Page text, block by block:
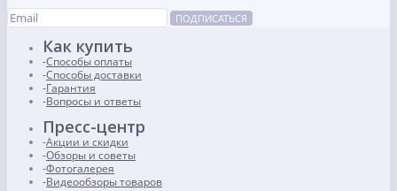
ПОДПИСАТЬСЯ
Как купить
Способы оплаты
Способы доставки
Гарантия
Вопросы и ответы
Пресс-центр
Акции и скидки
Обзоры и советы
Фотогалерея
Видеообзоры товаров